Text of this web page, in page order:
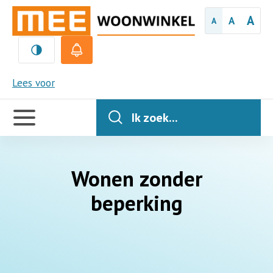
A A A
Lees voor
MEE
Handige
links
Ik zoek...
Wonen zonder
beperking